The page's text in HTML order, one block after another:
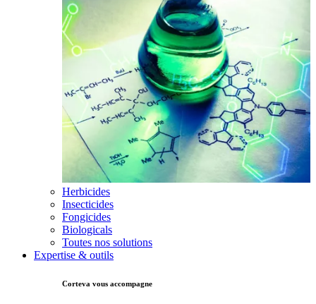
Herbicides
Insecticides
Fongicides
Biologicals
Toutes nos solutions
Expertise & outils
Corteva vous accompagne